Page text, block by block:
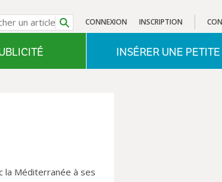
CONNEXION INSCRIPTION
INSÉRER UNE
la Méditerranée à ses